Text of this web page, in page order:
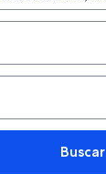
Buscar